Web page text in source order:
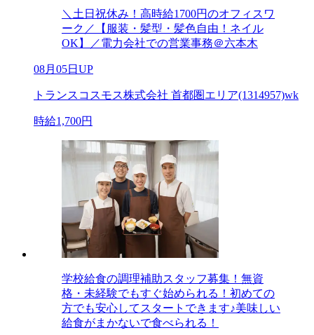
＼土日祝休み！高時給1700円のオフィスワ
ーク／【服装・髪型・髪色自由！ネイル
OK】／電力会社での営業事務＠六本木
08月05日UP
トランスコスモス株式会社 首都圏エリア(1314957)wk
時給1,700円
学校給食の調理補助スタッフ募集！無資
格・未経験でもすぐ始められる！初めての
方でも安心してスタートできます♪美味しい
給食がまかないで食べられる！